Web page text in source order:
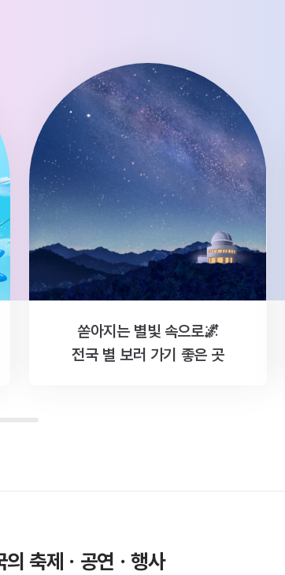
쏟아지는 별빛 속으로🌌
전국 별 보러 가기 좋은 곳
의 축제ㆍ공연ㆍ행사